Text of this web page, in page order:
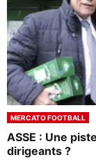
MERCATO FOOTBALL
ASSE : Une
dirigeants ?